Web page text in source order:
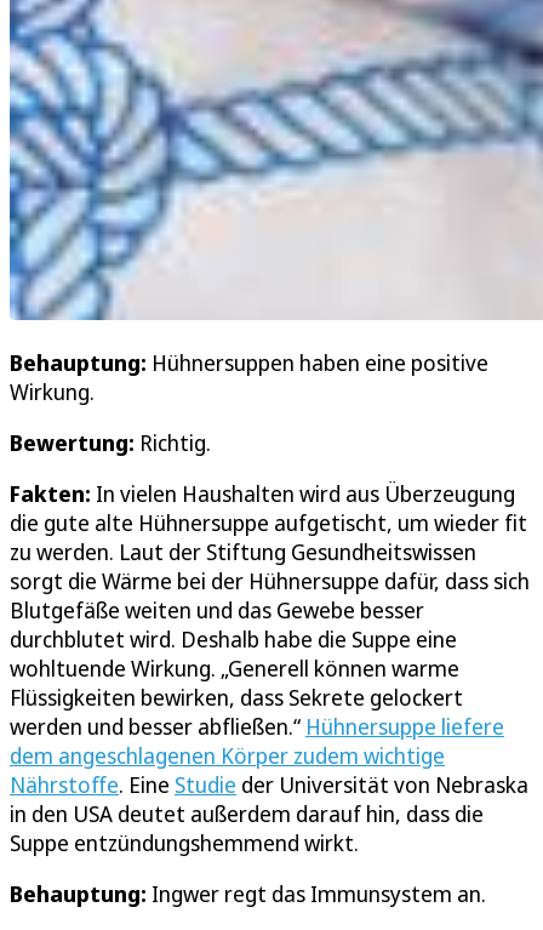
Behauptung: Hühnersuppen haben eine positive
Wirkung.
Bewertung: Richtig.
Fakten: In vielen Haushalten wird aus Überzeugung
die gute alte Hühnersuppe aufgetischt, um wieder fit
zu werden. Laut der Stiftung Gesundheitswissen
sorgt die Wärme bei der Hühnersuppe dafür, dass sich
Blutgefäße weiten und das Gewebe besser
durchblutet wird. Deshalb habe die Suppe eine
wohltuende Wirkung. „Generell können warme
Flüssigkeiten bewirken, dass Sekrete gelockert
werden und besser abfließen.“ Hühnersuppe liefere
dem angeschlagenen Körper zudem wichtige
Nährstoffe. Eine Studie der Universität von Nebraska
in den USA deutet außerdem darauf hin, dass die
Suppe entzündungshemmend wirkt.
Behauptung: Ingwer regt das Immunsystem an.